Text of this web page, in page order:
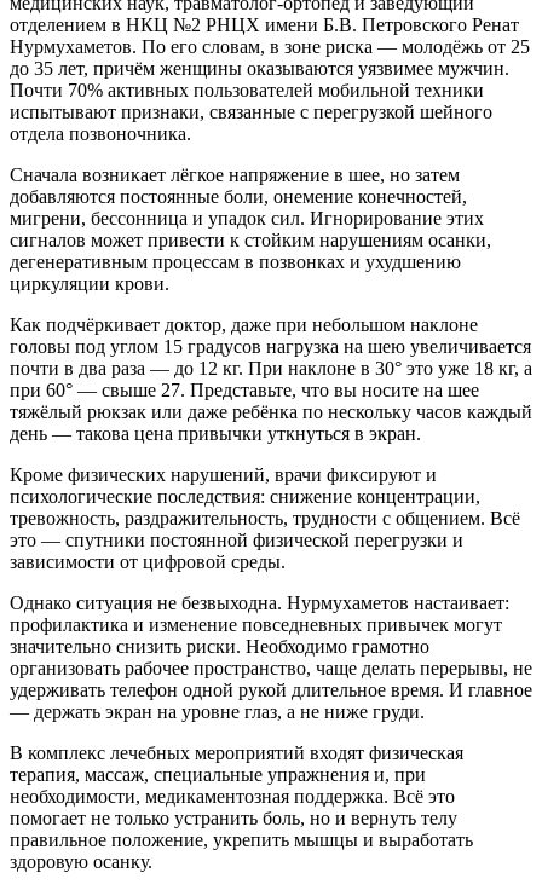
отделением в НКЦ №2 РНЦХ имени Б.В. Петровского Ренат
Нурмухаметов. По его словам, в зоне риска — молодёжь от 25
до 35 лет, причём женщины оказываются уязвимее мужчин.
Почти 70% активных пользователей мобильной техники
испытывают признаки, связанные с перегрузкой шейного
отдела позвоночника.
Сначала возникает лёгкое напряжение в шее, но затем
добавляются постоянные боли, онемение конечностей,
мигрени, бессонница и упадок сил. Игнорирование этих
сигналов может привести к стойким нарушениям осанки,
дегенеративным процессам в позвонках и ухудшению
циркуляции крови.
Как подчёркивает доктор, даже при небольшом наклоне
головы под углом 15 градусов нагрузка на шею увеличивается
почти в два раза — до 12 кг. При наклоне в 30° это уже 18 кг, а
при 60° — свыше 27. Представьте, что вы носите на шее
тяжёлый рюкзак или даже ребёнка по нескольку часов каждый
день — такова цена привычки уткнуться в экран.
Кроме физических нарушений, врачи фиксируют и
психологические последствия: снижение концентрации,
тревожность, раздражительность, трудности с общением. Всё
это — спутники постоянной физической перегрузки и
зависимости от цифровой среды.
Однако ситуация не безвыходна. Нурмухаметов настаивает:
профилактика и изменение повседневных привычек могут
значительно снизить риски. Необходимо грамотно
организовать рабочее пространство, чаще делать перерывы, не
удерживать телефон одной рукой длительное время. И главное
— держать экран на уровне глаз, а не ниже груди.
В комплекс лечебных мероприятий входят физическая
терапия, массаж, специальные упражнения и, при
необходимости, медикаментозная поддержка. Всё это
помогает не только устранить боль, но и вернуть телу
правильное положение, укрепить мышцы и выработать
здоровую осанку.